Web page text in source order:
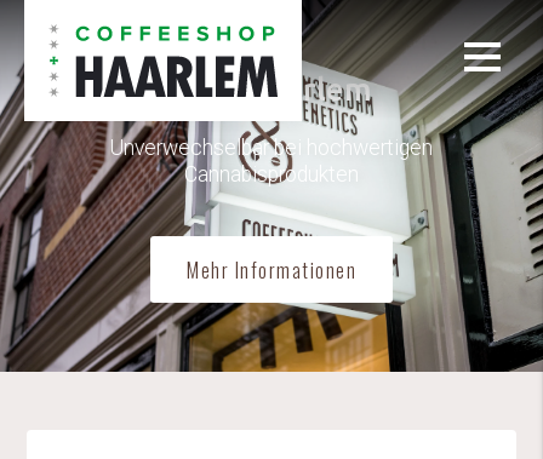
Café Haarlem
Unverwechselbar bei hochwertigen
Cannabisprodukten
Mehr Informationen